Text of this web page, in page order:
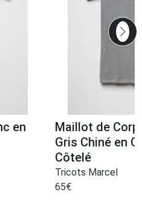
en
Maillot de
Gris Chiné en
Côtelé
Tricots Marcel
65€